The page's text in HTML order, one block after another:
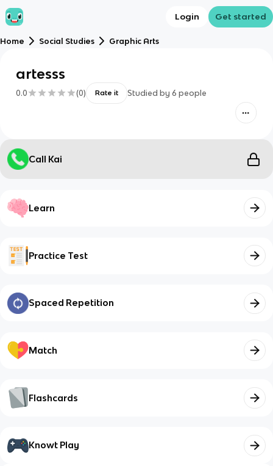
Login Get started
Home Social Studies Graphic Arts
artesss
0.0 (0) Rate it Studied by 6 people
Call Kai
Learn
Practice Test
Spaced Repetition
Match
Flashcards
Knowt Play